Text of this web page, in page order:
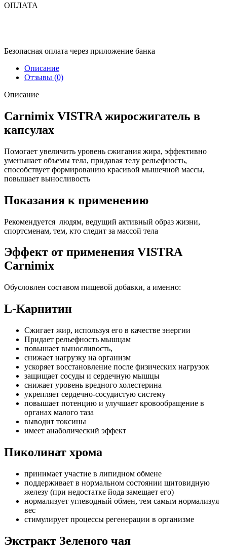
ОПЛАТА
Безопасная оплата через приложение банка
Описание
Отзывы (0)
Описание
Carnimix VISTRA жиросжигатель в
капсулах
Помогает увеличить уровень сжигания жира, эффективно
уменьшает объемы тела, придавая телу рельефность,
способствует формированию красивой мышечной массы,
повышает выносливость
Показания к применению
Рекомендуется людям, ведущий активный образ жизни,
спортсменам, тем, кто следит за массой тела
Эффект от применения VISTRA
Carnimix
Обусловлен составом пищевой добавки, а именно:
L-Карнитин
Сжигает жир, используя его в качестве энергии
Придает рельефность мышцам
повышает выносливость,
снижает нагрузку на организм
ускоряет восстановление после физических нагрузок
защищает сосуды и сердечную мышцы
снижает уровень вредного холестерина
укрепляет сердечно-сосудистую систему
повышает потенцию и улучшает кровообращение в
органах малого таза
выводит токсины
имеет анаболический эффект
Пиколинат хрома
принимает участие в липидном обмене
поддерживает в нормальном состоянии щитовидную
железу (при недостатке йода замещает его)
нормализует углеводный обмен, тем самым нормализуя
вес
стимулирует процессы регенерации в организме
Экстракт Зеленого чая